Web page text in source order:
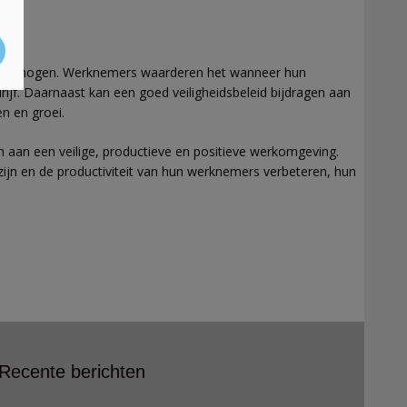
Werknemers waarderen het wanneer hun
Daarnaast kan een goed veiligheidsbeleid bijdragen aan
en groei.
een veilige, productieve en positieve werkomgeving.
en de productiviteit van hun werknemers verbeteren, hun
Recente berichten